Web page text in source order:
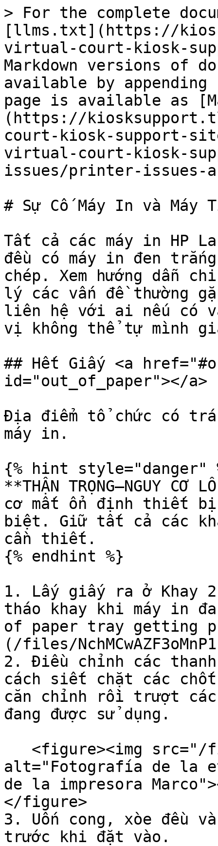
> For the complete
[llms.txt](https://
virtual-court-kiosk-
Markdown versions of
available by
page is available as
(https://
court-kiosk-support-
virtual-court-kiosk-
issues/printer-issues-
# Sự Cố Máy In và Máy
Tất cả các máy in HP
đều có máy in đen
chép. Xem hướng dẫn
lý các vấn đề thường
liên hệ với ai nếu có
vị không thể tự mình
## Hết Giấy <a
id="out_of_paper"></a>
Địa điểm tổ chức có
máy in.
{% hint style="danger"
**THẬN TRỌNG—NGUY
cơ mất ổn định thiết
biệt. Giữ tất cả các
cần thiết.
{% endhint %}
1. Lấy giấy ra ở Khay
tháo khay khi máy in
of paper tray getting
(/files/
2. Điều chỉnh các
cách siết chặt các
căn chỉnh rồi trượt
đang được sử dụng.
alt="Fotografía de la
de la impresora
</figure>
3. Uốn cong, xòe đều
trước khi đặt vào.